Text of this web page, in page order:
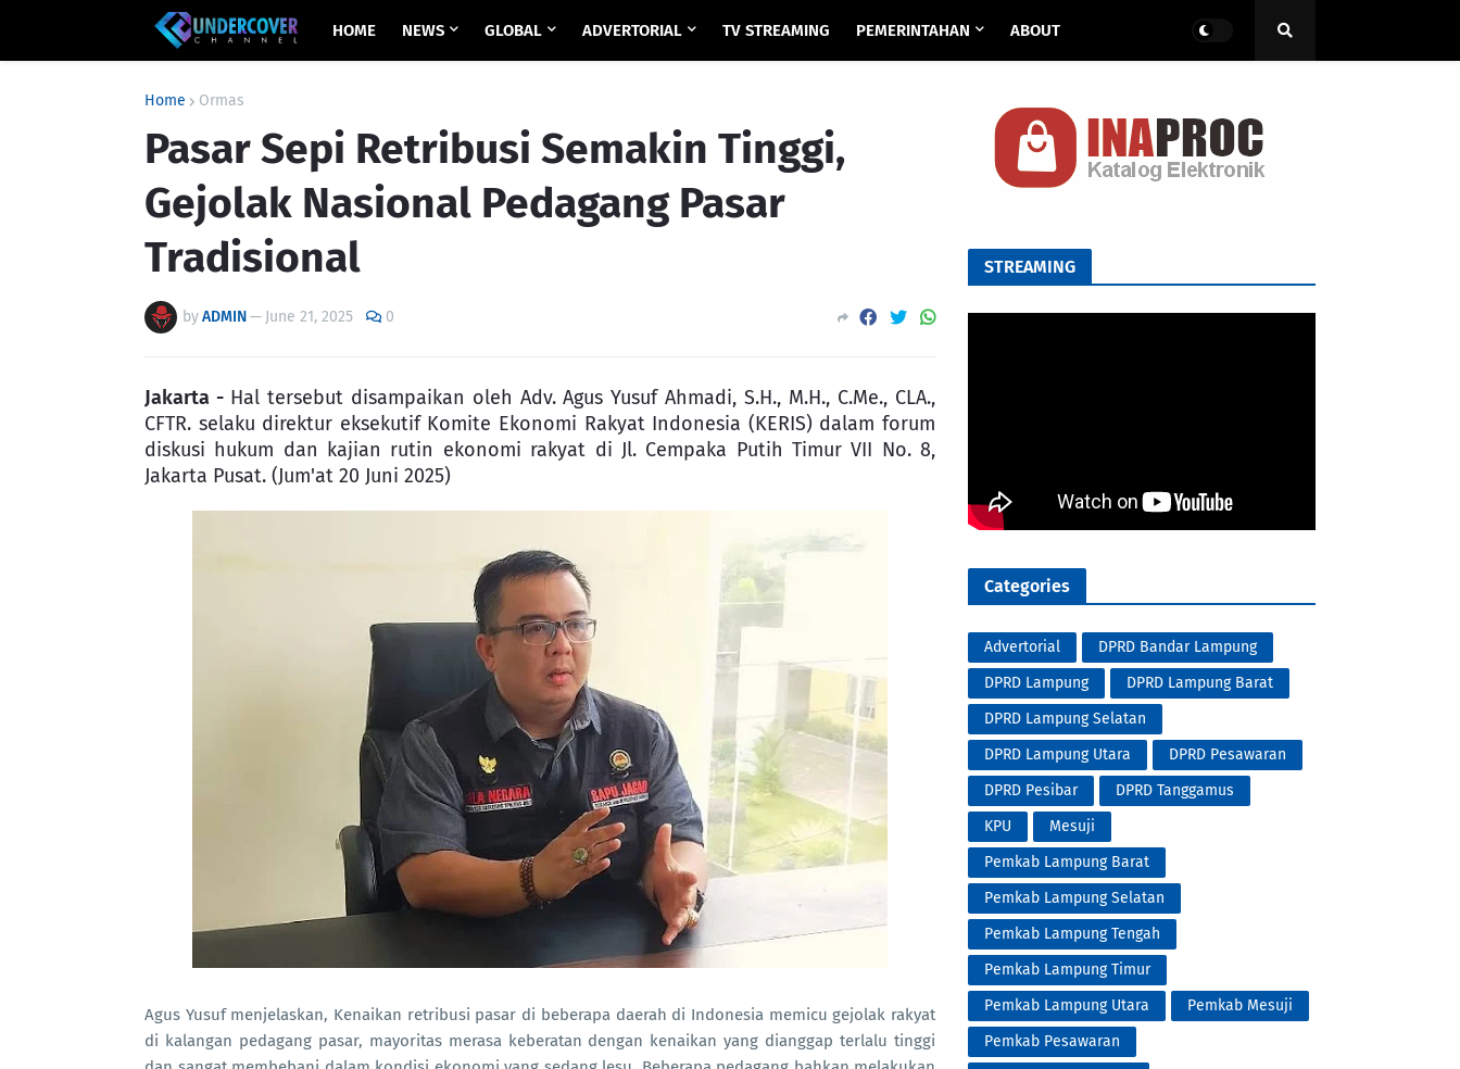
HOME NEWS GLOBAL ADVERTORIAL TV STREAMING PEMERINTAHAN ABOUT
Home Ormas
Pasar Sepi Retribusi Semakin Tinggi,
Gejolak Nasional Pedagang Pasar
Tradisional
byADMIN— June 21, 2025 0
Jakarta - Hal tersebut disampaikan oleh Adv. Agus Yusuf Ahmadi, S.H., M.H., C.Me., CLA.,
CFTR. selaku direktur eksekutif Komite Ekonomi Rakyat Indonesia (KERIS) dalam forum
diskusi hukum dan kajian rutin ekonomi rakyat di Jl. Cempaka Putih Timur VII No. 8,
Jakarta Pusat. (Jum'at 20 Juni 2025)
Agus Yusuf menjelaskan, Kenaikan retribusi pasar di beberapa daerah di Indonesia memicu gejolak rakyat
di kalangan pedagang pasar, mayoritas merasa keberatan dengan kenaikan yang dianggap terlalu tinggi
STREAMING
Categories
Advertorial
DPRD Bandar Lampung
DPRD Lampung
DPRD Lampung Barat
DPRD Lampung Selatan
DPRD Lampung Utara
DPRD Pesawaran
DPRD Pesibar
DPRD Tanggamus
KPU
Mesuji
Pemkab Lampung Barat
Pemkab Lampung Selatan
Pemkab Lampung Tengah
Pemkab Lampung Timur
Pemkab Lampung Utara
Pemkab Mesuji
Pemkab Pesawaran